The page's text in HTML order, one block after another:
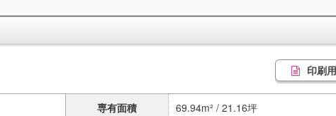
印刷
専有面積 69.94m² / 21.16坪